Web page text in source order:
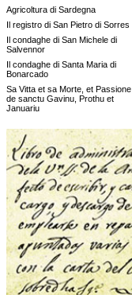
Agricoltura di Sardegna
Il registro di San Pietro di Sorres
Il condaghe di San Michele di
Salvennor
Il condaghe di Santa Maria di
Bonarcado
Sa Vitta et sa Morte, et Passione
de sanctu Gavinu, Prothu et
Januariu